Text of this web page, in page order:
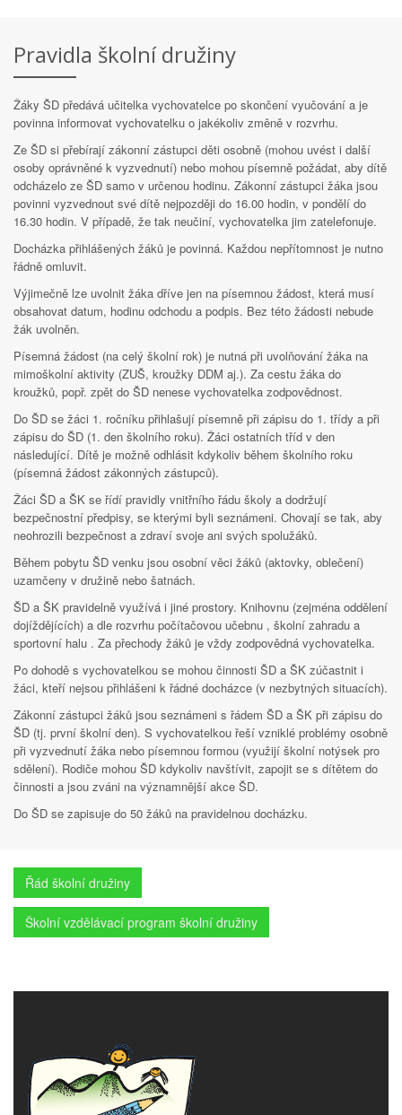
Pravidla školní družiny
Žáky ŠD předává učitelka vychovatelce po skončení vyučování a je
povinna informovat vychovatelku o jakékoliv změně v rozvrhu.
Ze ŠD si přebírají zákonní zástupci děti osobně (mohou uvést i další
osoby oprávněné k vyzvednutí) nebo mohou písemně požádat, aby dítě
odcházelo ze ŠD samo v určenou hodinu. Zákonní zástupci žáka jsou
povinni vyzvednout své dítě nejpozději do 16.00 hodin, v pondělí do
16.30 hodin. V případě, že tak neučiní, vychovatelka jim zatelefonuje.
Docházka přihlášených žáků je povinná. Každou nepřítomnost je nutno
řádně omluvit.
Výjimečně lze uvolnit žáka dříve jen na písemnou žádost, která musí
obsahovat datum, hodinu odchodu a podpis. Bez této žádosti nebude
žák uvolněn.
Písemná žádost (na celý školní rok) je nutná při uvolňování žáka na
mimoškolní aktivity (ZUŠ, kroužky DDM aj.). Za cestu žáka do
kroužků, popř. zpět do ŠD nenese vychovatelka zodpovědnost.
Do ŠD se žáci 1. ročníku přihlašují písemně při zápisu do 1. třídy a při
zápisu do ŠD (1. den školního roku). Žáci ostatních tříd v den
následující. Dítě je možně odhlásit kdykoliv během školního roku
(písemná žádost zákonných zástupců).
Žáci ŠD a ŠK se řídí pravidly vnitřního řádu školy a dodržují
bezpečnostní předpisy, se kterými byli seznámeni. Chovají se tak, aby
neohrozili bezpečnost a zdraví svoje ani svých spolužáků.
Během pobytu ŠD venku jsou osobní věci žáků (aktovky, oblečení)
uzamčeny v družině nebo šatnách.
ŠD a ŠK pravidelně využívá i jiné prostory. Knihovnu (zejména oddělení
dojíždějících) a dle rozvrhu počítačovou učebnu , školní zahradu a
sportovní halu . Za přechody žáků je vždy zodpovědná vychovatelka.
Po dohodě s vychovatelkou se mohou činnosti ŠD a ŠK zúčastnit i
žáci, kteří nejsou přihlášeni k řádné docházce (v nezbytných situacích).
Zákonní zástupci žáků jsou seznámeni s řádem ŠD a ŠK při zápisu do
ŠD (tj. první školní den). S vychovatelkou řeší vzniklé problémy osobně
při vyzvednutí žáka nebo písemnou formou (využijí školní notýsek pro
sdělení). Rodiče mohou ŠD kdykoliv navštívit, zapojit se s dítětem do
činnosti a jsou zváni na významnější akce ŠD.
Do ŠD se zapisuje do 50 žáků na pravidelnou docházku.
Řád školní družiny
Školní vzdělávací program školní družiny